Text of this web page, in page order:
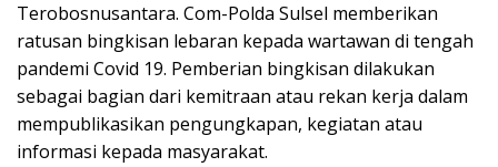
Terobosnusantara. Com-Polda Sulsel memberikan
ratusan bingkisan lebaran kepada wartawan di tengah
pandemi Covid 19. Pemberian bingkisan dilakukan
sebagai bagian dari kemitraan atau rekan kerja dalam
mempublikasikan pengungkapan, kegiatan atau
informasi kepada masyarakat.